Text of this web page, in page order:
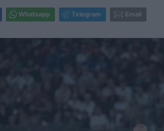
Whatsapp Telegram Email